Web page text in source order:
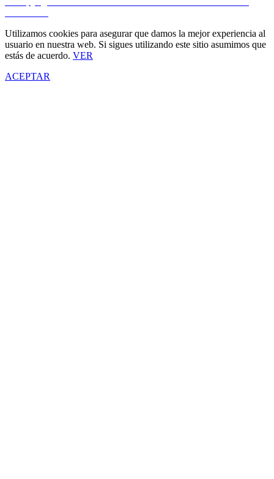
Utilizamos cookies para asegurar que damos la mejor experiencia al
usuario en nuestra web. Si sigues utilizando este sitio asumimos que
estás de acuerdo. VER
ACEPTAR